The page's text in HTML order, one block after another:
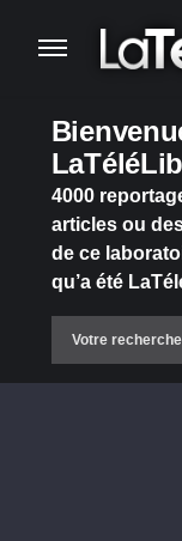
4000
articles ou
de ce
qu’a été